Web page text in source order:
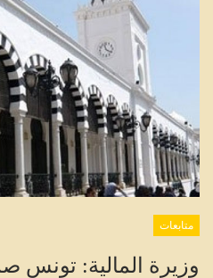
متابعات
وزيرة المالية: تونس